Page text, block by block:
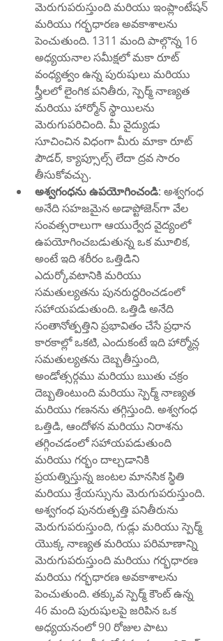
మెరుగుపరుస్తుంది మరియు ఇంప్లాంటేషన్
మరియు గర్భధారణ అవకాశాలను
పెంచుతుంది. 1311 మంది పాల్గొన్న 16
అధ్యయనాల సమీక్షలో మకా రూట్
వంధ్యత్వం ఉన్న పురుషులు మరియు
స్త్రీలలో లైంగిక పనితీరు, స్పెర్మ్ నాణ్యత
మరియు హార్మోన్ స్థాయిలను
మెరుగుపరిచింది. మీ వైద్యుడు
సూచించిన విధంగా మీరు మాకా రూట్
పౌడర్, క్యాప్సూల్స్ లేదా ద్రవ సారం
తీసుకోవచ్చు.
అశ్వగంధను ఉపయోగించండి: అశ్వగంధ
అనేది సహజమైన అడాప్టోజెన్‌గా వేల
సంవత్సరాలుగా ఆయుర్వేద వైద్యంలో
ఉపయోగించబడుతున్న ఒక మూలిక,
అంటే ఇది శరీరం ఒత్తిడిని
ఎదుర్కోవటానికి మరియు
సమతుల్యతను పునరుద్ధరించడంలో
సహాయపడుతుంది. ఒత్తిడి అనేది
సంతానోత్పత్తిని ప్రభావితం చేసే ప్రధాన
కారకాల్లో ఒకటి, ఎందుకంటే ఇది హార్మోన్ల
సమతుల్యతను దెబ్బతీస్తుంది,
అండోత్సర్గము మరియు ఋతు చక్రం
దెబ్బతింటుంది మరియు స్పెర్మ్ నాణ్యత
మరియు గణనను తగ్గిస్తుంది. అశ్వగంధ
ఒత్తిడి, ఆందోళన మరియు నిరాశను
తగ్గించడంలో సహాయపడుతుంది
మరియు గర్భం దాల్చడానికి
ప్రయత్నిస్తున్న జంటల మానసిక స్థితి
మరియు శ్రేయస్సును మెరుగుపరుస్తుంది.
అశ్వగంధ పునరుత్పత్తి పనితీరును
మెరుగుపరుస్తుంది, గుడ్లు మరియు స్పెర్మ్
యొక్క నాణ్యత మరియు పరిమాణాన్ని
మెరుగుపరుస్తుంది మరియు గర్భధారణ
మరియు గర్భధారణ అవకాశాలను
పెంచుతుంది. తక్కువ స్పెర్మ్ కౌంట్ ఉన్న
46 మంది పురుషులపై జరిపిన ఒక
అధ్యయనంలో 90 రోజుల పాటు